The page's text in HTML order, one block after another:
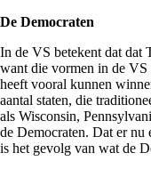
De Democraten
In de VS betekent dat dat
want die vormen in de
heeft vooral kunnen
aantal staten, die
als Wisconsin,
de Democraten. Dat er nu
is het gevolg van wat de